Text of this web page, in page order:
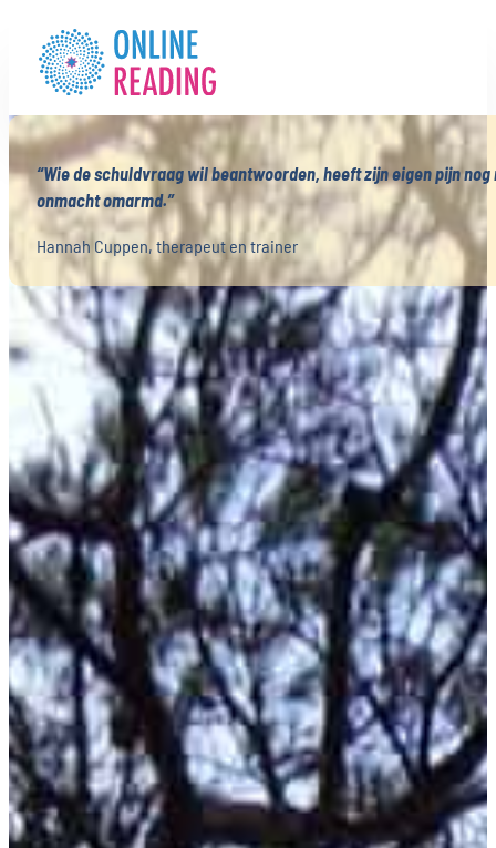
“Wie de schuldvraag wil beantwoorden, heeft zijn eigen pijn
onmacht omarmd.”
Hannah Cuppen, therapeut en trainer